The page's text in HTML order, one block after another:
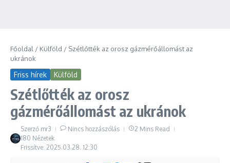
Főoldal / Külföld / Szétlőtték az orosz gázmérőállomást az
ukránok
Friss hírek Külföld
Szétlőtték az orosz
gázmérőállomást az ukránok
Szerző mr3 Nincs hozzászólás
2 Mins Read
180 Nézetek
Frissítve: 2025.03.28. 12:30